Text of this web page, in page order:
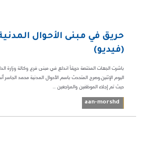
حريق في مبنى الأحوال
(فيديو)
باشرت الجهات المختصة حريقاً اندلع في مبنى فرع وكالة وزارة
اليوم الإثنين.وصرح المتحدث باسم الأحوال المدنية محمد الجاسر
حيث تم إجلاء الموظفين والمراجعين ...
aan-morshd